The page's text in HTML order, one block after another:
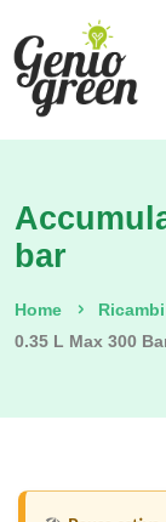
bar
Home Ricambi
0.35 L Max 300